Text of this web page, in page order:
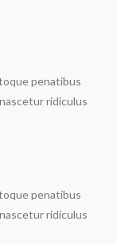
penatibus
ridiculus
penatibus
ridiculus